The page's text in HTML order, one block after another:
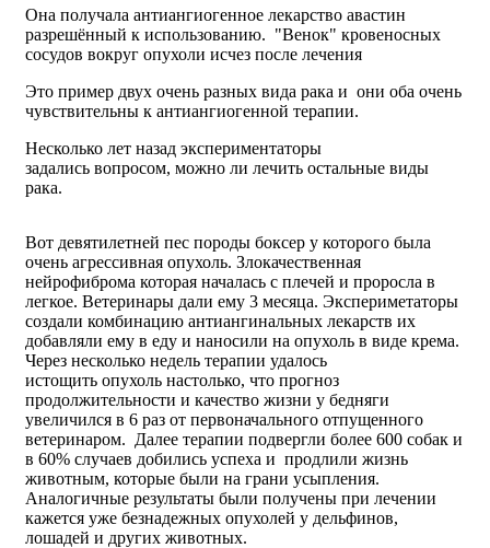
Она получала антиангиогенное лекарство авастин
разрешённый к использованию. "Венок" кровеносных
сосудов вокруг опухоли исчез после лечения
Это пример двух очень разных вида рака и они оба очень
чувствительны к антиангиогенной терапии.
Несколько лет назад экспериментаторы
задались вопросом, можно ли лечить остальные виды
рака.
Вот девятилетней пес породы боксер у которого была
очень агрессивная опухоль. Злокачественная
нейрофиброма которая началась с плечей и проросла в
легкое. Ветеринары дали ему 3 месяца. Экспериметаторы
создали комбинацию антиангинальных лекарств их
добавляли ему в еду и наносили на опухоль в виде крема.
Через несколько недель терапии удалось
истощить опухоль настолько, что прогноз
продолжительности и качество жизни у бедняги
увеличился в 6 раз от первоначального отпущенного
ветеринаром. Далее терапии подвергли более 600 собак и
в 60% случаев добились успеха и продлили жизнь
животным, которые были на грани усыпления.
Аналогичные результаты были получены при лечении
кажется уже безнадежных опухолей у дельфинов,
лошадей и других животных.